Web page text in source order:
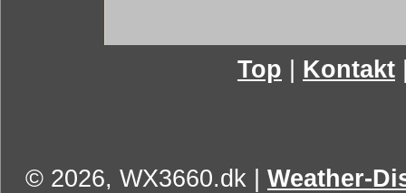
Top Kontakt
© 2026, WX3660.dk
Weather-